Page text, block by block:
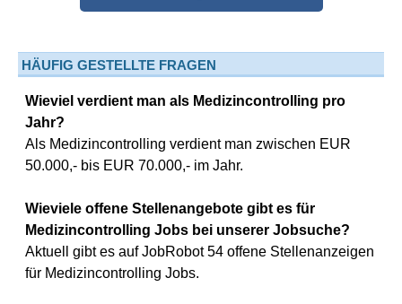
HÄUFIG GESTELLTE FRAGEN
Wieviel verdient man als Medizincontrolling pro
Jahr?
Als Medizincontrolling verdient man zwischen EUR
50.000,- bis EUR 70.000,- im Jahr.
Wieviele offene Stellenangebote gibt es für
Medizincontrolling Jobs bei unserer Jobsuche?
Aktuell gibt es auf JobRobot 54 offene Stellenanzeigen
für Medizincontrolling Jobs.